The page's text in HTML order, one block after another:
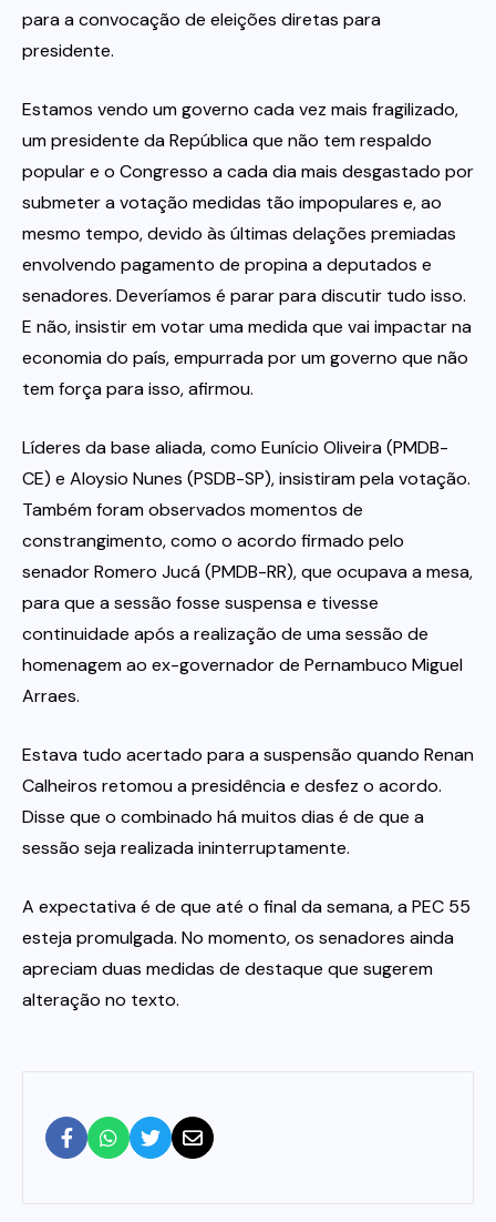
para a convocação de eleições diretas para
presidente.
Estamos vendo um governo cada vez mais fragilizado,
um presidente da República que não tem respaldo
popular e o Congresso a cada dia mais desgastado por
submeter a votação medidas tão impopulares e, ao
mesmo tempo, devido às últimas delações premiadas
envolvendo pagamento de propina a deputados e
senadores. Deveríamos é parar para discutir tudo isso.
E não, insistir em votar uma medida que vai impactar na
economia do país, empurrada por um governo que não
tem força para isso, afirmou.
Líderes da base aliada, como Eunício Oliveira (PMDB-
CE) e Aloysio Nunes (PSDB-SP), insistiram pela votação.
Também foram observados momentos de
constrangimento, como o acordo firmado pelo
senador Romero Jucá (PMDB-RR), que ocupava a mesa,
para que a sessão fosse suspensa e tivesse
continuidade após a realização de uma sessão de
homenagem ao ex-governador de Pernambuco Miguel
Arraes.
Estava tudo acertado para a suspensão quando Renan
Calheiros retomou a presidência e desfez o acordo.
Disse que o combinado há muitos dias é de que a
sessão seja realizada ininterruptamente.
A expectativa é de que até o final da semana, a PEC 55
esteja promulgada. No momento, os senadores ainda
apreciam duas medidas de destaque que sugerem
alteração no texto.